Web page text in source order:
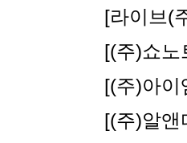
[라이브(
[(주)쇼노
[(주)아이
[(주)알앤